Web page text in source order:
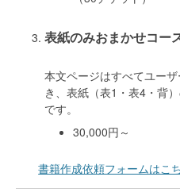
表紙のみおまかせコー
本文ページはすべてユー
き、表紙（表1・表4・背
です。
30,000円～
書籍作成依頼フォームはこ